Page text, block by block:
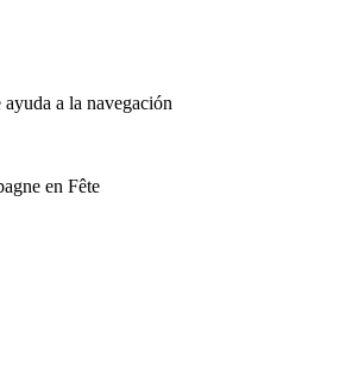
ayuda a la navegación
en Fête